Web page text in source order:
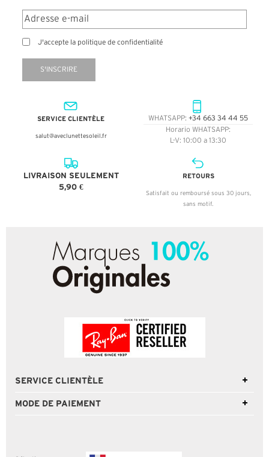
J'accepte la politique de confidentialité
S'INSCRIRE
SERVICE CLIENTÈLE
salut@aveclunettesoleil.fr
WHATSAPP: +34 663 34 44 55
Horario WHATSAPP:
L-V: 10:00 a 13:30
LIVRAISON SEULEMENT
5,90 €
RETOURS
Satisfait ou remboursé sous 30 jours,
sans motif.
SERVICE CLIENTÈLE
MODE DE PAIEMENT